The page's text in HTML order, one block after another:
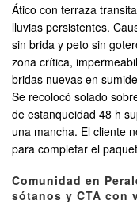
Ático con terraza
lluvias persistentes.
sin brida y peto sin
zona crítica,
bridas nuevas en
Se recolocó solado
de estanqueidad 48 h
una mancha. El cliente
para completar el
Comunidad en
sótanos y CTA con